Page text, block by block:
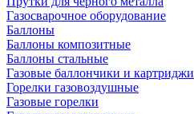
Газосварочное оборудование
Баллоны
Баллоны композитные
Баллоны стальные
Газовые баллончики и картриджи
Горелки газовоздушные
Газовые горелки